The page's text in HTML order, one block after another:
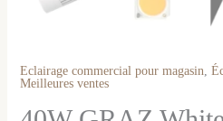
Eclairage commercial pour magasin,
Meilleures ventes